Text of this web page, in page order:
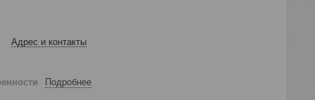
Адрес и контакты
Подробнее